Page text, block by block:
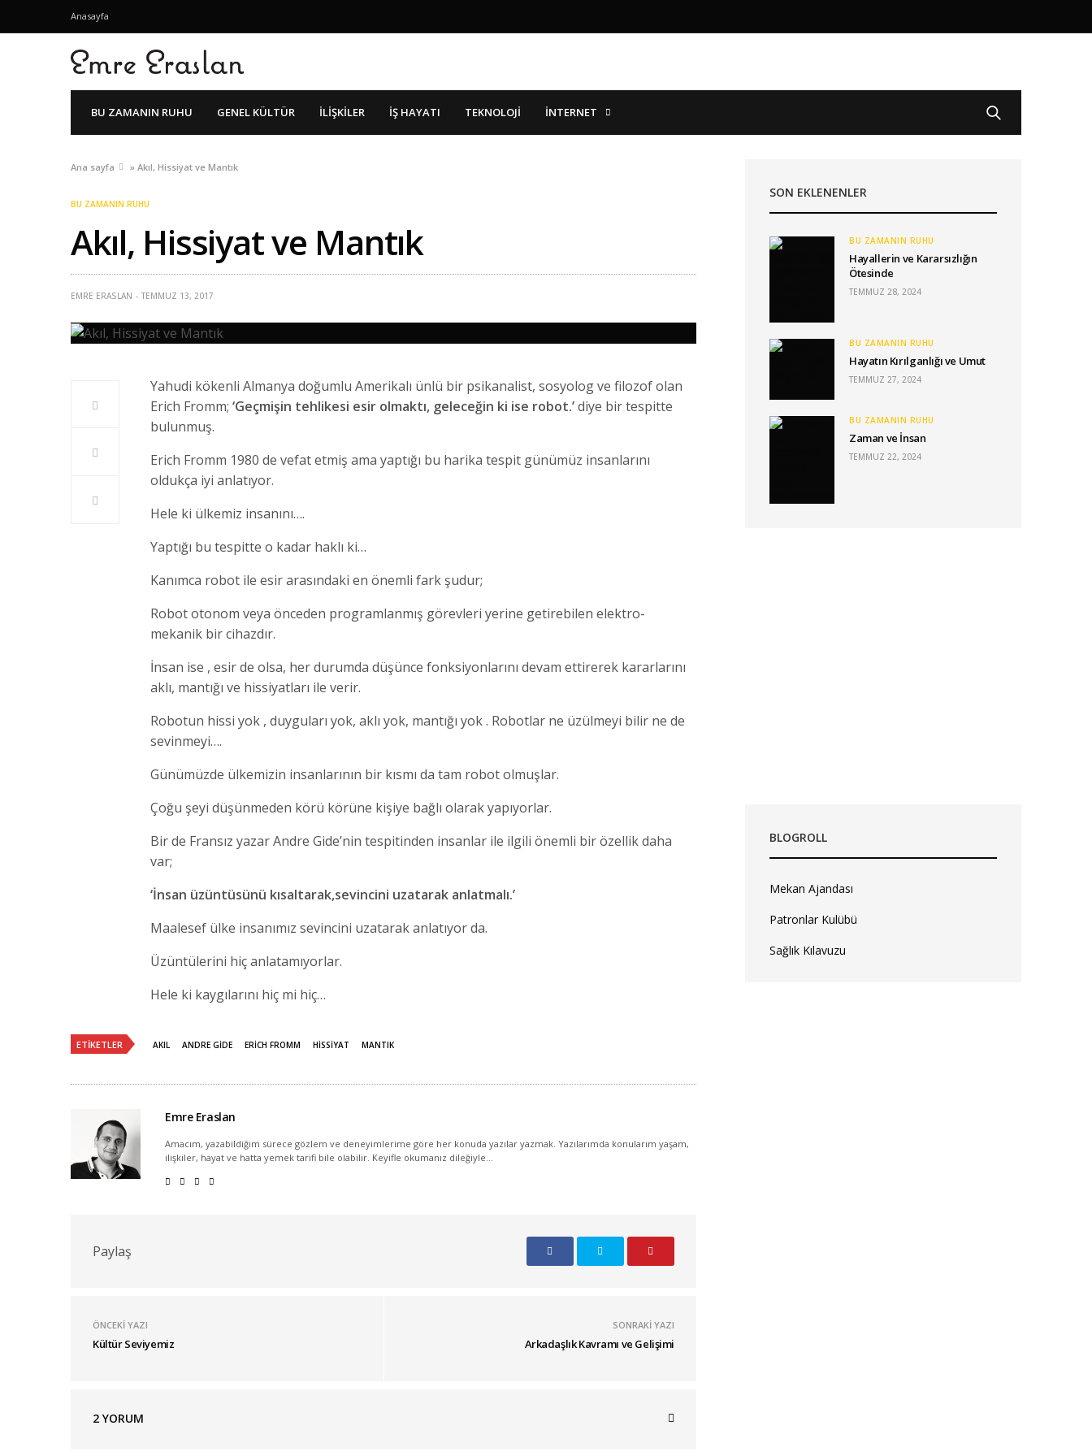
Anasayfa
BU ZAMANIN RUHU GENEL KÜLTÜR İLIŞKILER İŞ HAYATI TEKNOLOJI İNTERNET
Ana sayfa »Akıl, Hissiyat ve Mantık
BU ZAMANIN RUHU
Akıl, Hissiyat ve Mantık
EMRE ERASLAN TEMMUZ 13, 2017
Yahudi kökenli Almanya doğumlu Amerikalı ünlü bir psikanalist, sosyolog ve filozof olan
Erich Fromm;‘Geçmişin tehlikesi esir olmaktı, geleceğin ki ise robot.’diye bir tespitte
bulunmuş.
Erich Fromm 1980 de vefat etmiş ama yaptığı bu harika tespit günümüz insanlarını
oldukça iyi anlatıyor.
Hele ki ülkemiz insanını….
Yaptığı bu tespitte o kadar haklı ki…
Kanımca robot ile esir arasındaki en önemli fark şudur;
Robot otonom veya önceden programlanmış görevleri yerine getirebilen elektro-
mekanik bir cihazdır.
İnsan ise , esir de olsa, her durumda düşünce fonksiyonlarını devam ettirerek kararlarını
aklı, mantığı ve hissiyatları ile verir.
Robotun hissi yok , duyguları yok, aklı yok, mantığı yok . Robotlar ne üzülmeyi bilir ne de
sevinmeyi….
Günümüzde ülkemizin insanlarının bir kısmı da tam robot olmuşlar.
Çoğu şeyi düşünmeden körü körüne kişiye bağlı olarak yapıyorlar.
Bir de Fransız yazar Andre Gide’nin tespitinden insanlar ile ilgili önemli bir özellik daha
var;
‘İnsan üzüntüsünü kısaltarak,sevincini uzatarak anlatmalı.’
Maalesef ülke insanımız sevincini uzatarak anlatıyor da.
Üzüntülerini hiç anlatamıyorlar.
Hele ki kaygılarını hiç mi hiç…
ETIKETLER AKIL ANDRE GIDE ERICH FROMM HISSIYAT MANTIK
Emre Eraslan
Amacım, yazabildiğim sürece gözlem ve deneyimlerime göre her konuda yazılar yazmak. Yazılarımda konularım yaşam,
ilişkiler, hayat ve hatta yemek tarifi bile olabilir. Keyifle okumanız dileğiyle...
Paylaş
ÖNCEKI YAZI
Kültür Seviyemiz
SONRAKI YAZI
Arkadaşlık Kavramı ve Gelişimi
2YORUM
SON EKLENENLER
BU ZAMANIN RUHU
Hayallerin ve Kararsızlığın
Ötesinde
TEMMUZ 28, 2024
BU ZAMANIN RUHU
Hayatın Kırılganlığı ve Umut
TEMMUZ 27, 2024
BU ZAMANIN RUHU
Zaman ve İnsan
TEMMUZ 22, 2024
BLOGROLL
Mekan Ajandası
Patronlar Kulübü
Sağlık Kılavuzu